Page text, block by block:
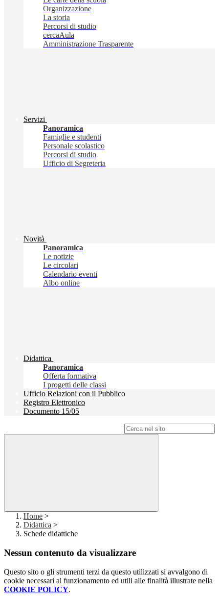
Organizzazione
La storia
Percorsi di studio
cercaAula
Amministrazione Trasparente
Servizi
Panoramica
Famiglie e studenti
Personale scolastico
Percorsi di studio
Ufficio di Segreteria
Novità
Panoramica
Le notizie
Le circolari
Calendario eventi
Albo online
Didattica
Panoramica
Offerta formativa
I progetti delle classi
Ufficio Relazioni con il Pubblico
Registro Elettronico
Documento 15/05
Home >
Didattica >
Schede didattiche
Nessun contenuto da visualizzare
Questo sito o gli strumenti terzi da questo utilizzati si avvalgono di
cookie necessari al funzionamento ed utili alle finalità illustrate nella
COOKIE POLICY.